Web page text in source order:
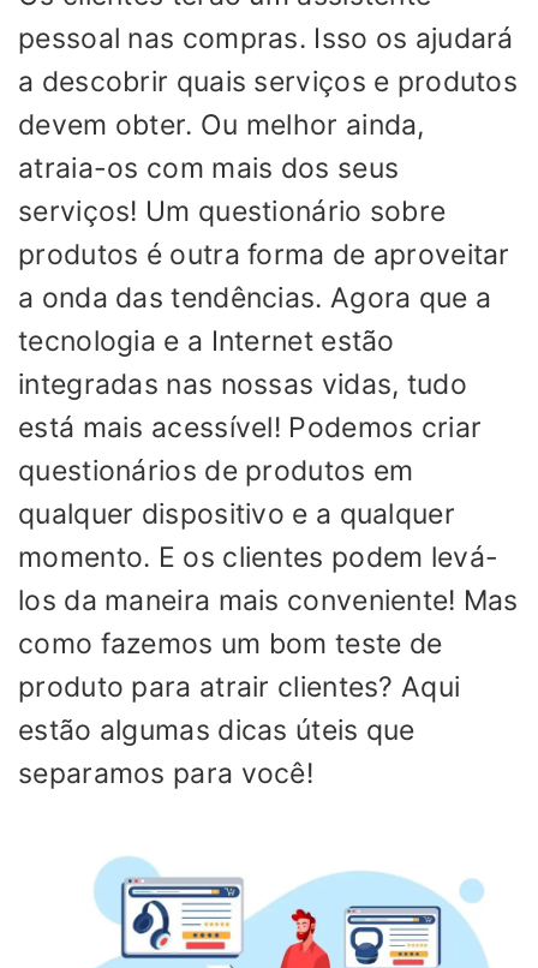
pessoal nas compras. Isso os ajudará
a descobrir quais serviços e produtos
devem obter. Ou melhor ainda,
atraia-os com mais dos seus
serviços! Um questionário sobre
produtos é outra forma de aproveitar
a onda das tendências. Agora que a
tecnologia e a Internet estão
integradas nas nossas vidas, tudo
está mais acessível! Podemos criar
questionários de produtos em
qualquer dispositivo e a qualquer
momento. E os clientes podem levá-
los da maneira mais conveniente! Mas
como fazemos um bom teste de
produto para atrair clientes? Aqui
estão algumas dicas úteis que
separamos para você!